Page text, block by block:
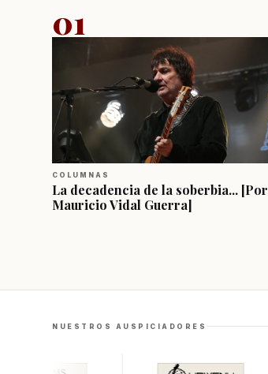
01
COLUMNAS
La decadencia de la soberbia... [Por
Mauricio Vidal Guerra]
NUESTROS AUSPICIADORES